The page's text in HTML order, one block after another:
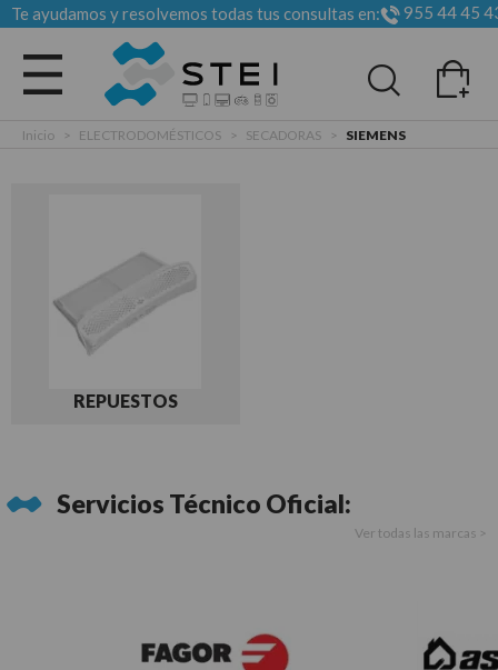
Te ayudamos y resolvemos todas tus consultas en: 955 44 45
Todas las categorias
Inicio > ELECTRODOMÉSTICOS > SECADORAS > SIEMENS
REPUESTOS
Servicios Técnico Oficial:
Ver todas las marcas >